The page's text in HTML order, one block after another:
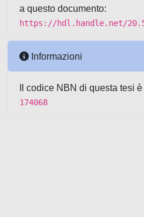
a questo documento:
https://hdl.handle.net/
Informazioni
Il codice NBN di questa tesi è
174068